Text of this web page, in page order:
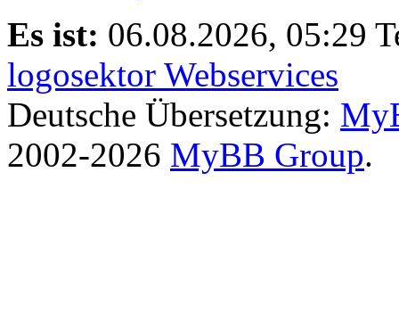
Es ist: 06.08.2026, 05:29
logosektor Webservices
Deutsche Übersetzung:
2002-2026 MyBB Group.